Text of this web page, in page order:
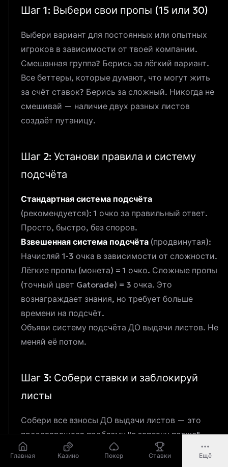
Главная Казино Покер Ставки Ещё
Шаг 1: Выбери свои пропы (15 или 30)
Выбери вариант для постоянных или опытных
игроков в зависимости от твоей компании.
Смешанная группа? Берись за лёгкий вариант.
Все беттеры, которые думают, что могут жить
за счёт ставок? Берись за сложный. Никогда не
смешивай — наличие двух разных листов
создаёт путаницу.
Шаг 2: Установи правила и систему
подсчёта
Стандартная система подсчёта
(рекомендуется): 1 очко за правильный ответ.
Просто, быстро, без споров.
Взвешенная система подсчёта (продвинутая):
Начисляй 1-3 очка в зависимости от сложности.
Лёгкие пропы (монета) = 1 очко. Сложные пропы
(точный цвет Gatorade) = 3 очка. Это
вознаграждает знания, но требует больше
времени на подсчёт.
Объяви систему подсчёта ДО выдачи листов. Не
меняй её потом.
Шаг 3: Собери ставки и заблокируй
листы
Собери все взносы ДО выдачи листов — это
предотвращает проблему "я заплачу позже".
$5-$10 с человека — стандартная ставка.